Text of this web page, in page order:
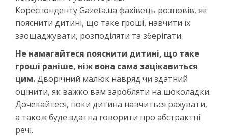
КореспондентуGazeta.ua фахівець розповів, як
пояснити дитині, що таке гроші, навчити їх
заощаджувати, розподіляти та зберігати.
Не намагайтеся пояснити дитині, що таке
гроші раніше, ніж вона сама зацікавиться
цим.Дворічний малюк навряд чи здатний
оцінити, як важко вам заробляти на шоколадки.
Дочекайтеся, поки дитина навчиться рахувати,
а також буде здатна говорити про абстрактні
речі.